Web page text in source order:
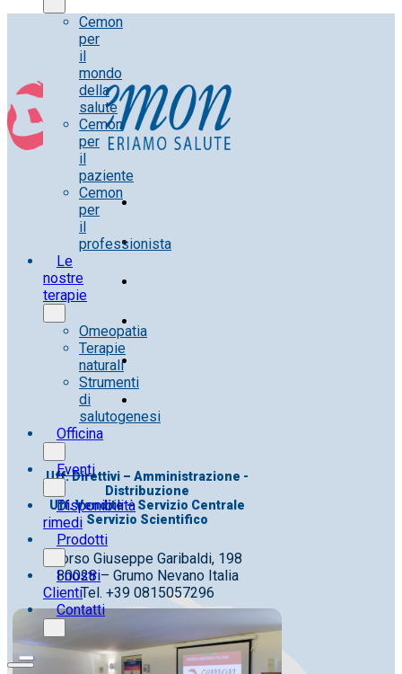
Cemon
per
il
mondo
della
salute
Cemon
per
il
paziente
Cemon
per
il
professionista
Le
nostre
terapie
Omeopatia
Terapie
naturali
Strumenti
di
salutogenesi
Officina
Eventi
Disponibilità
rimedi
Prodotti
I nostri
Clienti
Contatti
Uff. Direttivi – Amministrazione -
Distribuzione
Uff. Vendite – Servizio Centrale
Servizio Scientifico
Corso Giuseppe Garibaldi, 198
80028 – Grumo Nevano Italia
Tel. +39 0815057296